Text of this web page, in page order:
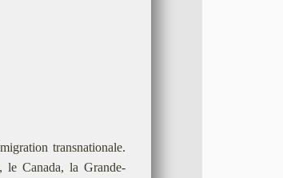
transnationale.
le Canada, la Grande-